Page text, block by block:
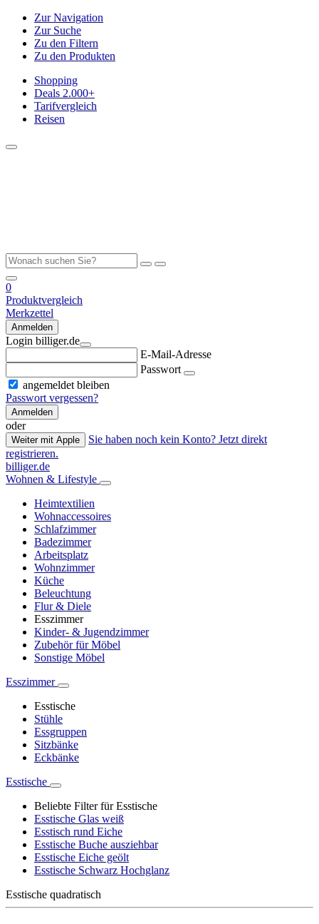
Zur Navigation
Zur Suche
Zu den Filtern
Zu den Produkten
Shopping
Deals 2.000+
Tarifvergleich
Reisen
0
Produktvergleich
Merkzettel
Anmelden
Login billiger.de
E-Mail-Adresse
Passwort
angemeldet bleiben
Passwort vergessen?
Anmelden
oder
Weiter mit Apple
Sie haben noch kein Konto? Jetzt direkt
registrieren.
billiger.de
Wohnen & Lifestyle
Heimtextilien
Wohnaccessoires
Schlafzimmer
Badezimmer
Arbeitsplatz
Wohnzimmer
Küche
Beleuchtung
Flur & Diele
Esszimmer
Kinder- & Jugendzimmer
Zubehör für Möbel
Sonstige Möbel
Esszimmer
Esstische
Stühle
Essgruppen
Sitzbänke
Eckbänke
Esstische
Beliebte Filter für Esstische
Esstische Glas weiß
Esstisch rund Eiche
Esstische Buche ausziehbar
Esstische Eiche geölt
Esstische Schwarz Hochglanz
Esstische quadratisch